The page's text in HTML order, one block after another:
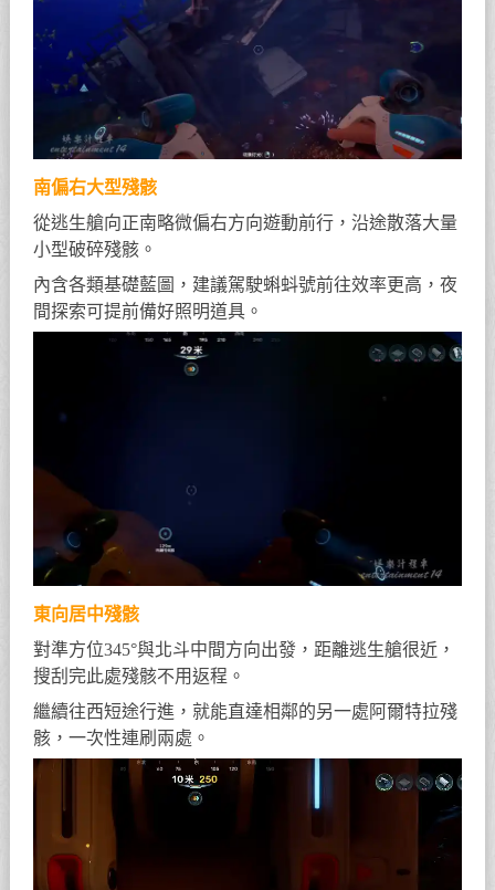
南偏右大型殘骸
從逃生艙向正南略微偏右方向遊動前行，沿途散落大量
小型破碎殘骸。
內含各類基礎藍圖，建議駕駛蝌蚪號前往效率更高，夜
間探索可提前備好照明道具。
東向居中殘骸
對準方位345°與北斗中間方向出發，距離逃生艙很近，
搜刮完此處殘骸不用返程。
繼續往西短途行進，就能直達相鄰的另一處阿爾特拉殘
骸，一次性連刷兩處。